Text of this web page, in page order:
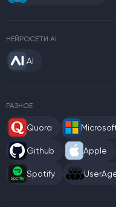
НЕЙРОСЕТИ AI
AI
РАЗНОЕ
Quora
Github Apple
Spotify